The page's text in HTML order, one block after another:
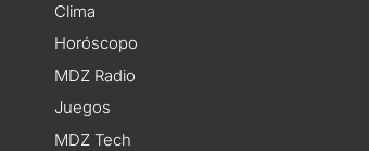
Clima
Horóscopo
MDZ Radio
Juegos
MDZ Tech